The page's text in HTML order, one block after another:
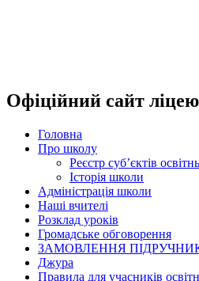
Офіційний сайт ліцею
Головна
Про школу
Реєстр суб’єктів
Історія школи
Адміністрація школи
Наші вчителі
Розклад уроків
Громадське обговорення
ЗАМОВЛЕННЯ
Джура
Правила для учасників